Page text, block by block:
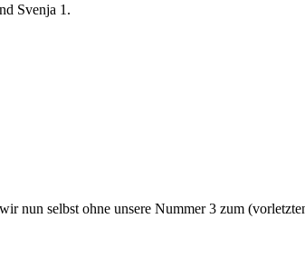
Svenja 1.
nun selbst ohne unsere Nummer 3 zum